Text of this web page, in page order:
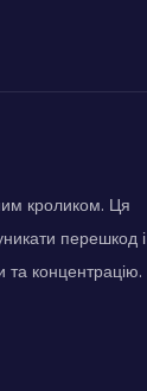
кроликом. Ця
перешкод і
та концентрацію.